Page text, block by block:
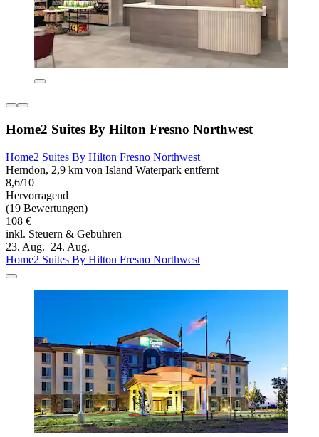
Home2 Suites By Hilton Fresno Northwest
Home2 Suites By Hilton Fresno Northwest
Herndon, 2,9 km von Island Waterpark entfernt
8,6/10
Hervorragend
(19 Bewertungen)
108 €
inkl. Steuern & Gebühren
23. Aug.–24. Aug.
Home2 Suites By Hilton Fresno Northwest